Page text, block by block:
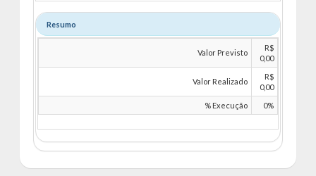
Resumo
Valor Previsto
R$
0,00
Valor Realizado
R$
0,00
% Execução
0%